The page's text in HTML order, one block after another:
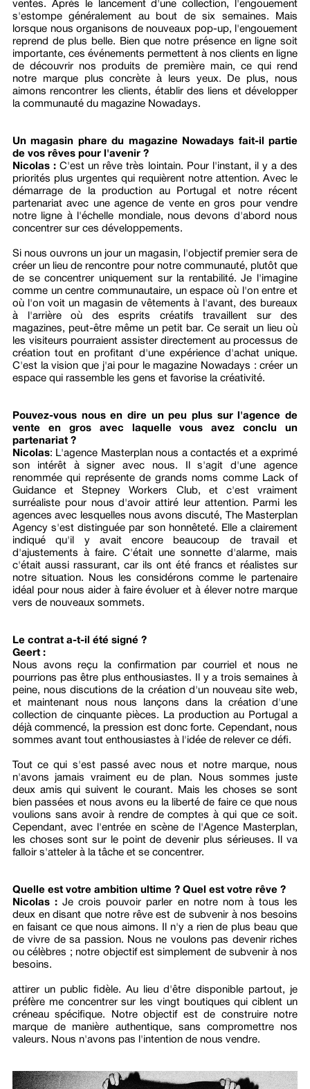
ventes. Après le lancement d'une collection, l'engouement
s'estompe généralement au bout de six semaines. Mais
lorsque nous organisons de nouveaux pop-up, l'engouement
reprend de plus belle. Bien que notre présence en ligne soit
importante, ces événements permettent à nos clients en ligne
de découvrir nos produits de première main, ce qui rend
notre marque plus concrète à leurs yeux. De plus, nous
aimons rencontrer les clients, établir des liens et développer
la communauté du magazine Nowadays.
Un magasin phare du magazine Nowadays fait-il partie
de vos rêves pour l'avenir ?
Nicolas : C'est un rêve très lointain. Pour l'instant, il y a des
priorités plus urgentes qui requièrent notre attention. Avec le
démarrage de la production au Portugal et notre récent
partenariat avec une agence de vente en gros pour vendre
notre ligne à l'échelle mondiale, nous devons d'abord nous
concentrer sur ces développements.
Si nous ouvrons un jour un magasin, l'objectif premier sera de
créer un lieu de rencontre pour notre communauté, plutôt que
de se concentrer uniquement sur la rentabilité. Je l'imagine
comme un centre communautaire, un espace où l'on entre et
où l'on voit un magasin de vêtements à l'avant, des bureaux
à l'arrière où des esprits créatifs travaillent sur des
magazines, peut-être même un petit bar. Ce serait un lieu où
les visiteurs pourraient assister directement au processus de
création tout en profitant d'une expérience d'achat unique.
C'est la vision que j'ai pour le magazine Nowadays : créer un
espace qui rassemble les gens et favorise la créativité.
Pouvez-vous nous en dire un peu plus sur l'agence de
vente en gros avec laquelle vous avez conclu un
partenariat ?
Nicolas: L'agence Masterplan nous a contactés et a exprimé
son intérêt à signer avec nous. Il s'agit d'une agence
renommée qui représente de grands noms comme Lack of
Guidance et Stepney Workers Club, et c'est vraiment
surréaliste pour nous d'avoir attiré leur attention. Parmi les
agences avec lesquelles nous avons discuté, The Masterplan
Agency s'est distinguée par son honnêteté. Elle a clairement
indiqué qu'il y avait encore beaucoup de travail et
d'ajustements à faire. C'était une sonnette d'alarme, mais
c'était aussi rassurant, car ils ont été francs et réalistes sur
notre situation. Nous les considérons comme le partenaire
idéal pour nous aider à faire évoluer et à élever notre marque
vers de nouveaux sommets.
Le contrat a-t-il été signé ?
Geert :
Nous avons reçu la confirmation par courriel et nous ne
pourrions pas être plus enthousiastes. Il y a trois semaines à
peine, nous discutions de la création d'un nouveau site web,
et maintenant nous nous lançons dans la création d'une
collection de cinquante pièces. La production au Portugal a
déjà commencé, la pression est donc forte. Cependant, nous
sommes avant tout enthousiastes à l'idée de relever ce défi.
Tout ce qui s'est passé avec nous et notre marque, nous
n'avons jamais vraiment eu de plan. Nous sommes juste
deux amis qui suivent le courant. Mais les choses se sont
bien passées et nous avons eu la liberté de faire ce que nous
voulions sans avoir à rendre de comptes à qui que ce soit.
Cependant, avec l'entrée en scène de l'Agence Masterplan,
les choses sont sur le point de devenir plus sérieuses. Il va
falloir s'atteler à la tâche et se concentrer.
Quelle est votre ambition ultime ? Quel est votre rêve ?
Nicolas : Je crois pouvoir parler en notre nom à tous les
deux en disant que notre rêve est de subvenir à nos besoins
en faisant ce que nous aimons. Il n'y a rien de plus beau que
de vivre de sa passion. Nous ne voulons pas devenir riches
ou célèbres ; notre objectif est simplement de subvenir à nos
besoins.
attirer un public fidèle. Au lieu d'être disponible partout, je
préfère me concentrer sur les vingt boutiques qui ciblent un
créneau spécifique. Notre objectif est de construire notre
marque de manière authentique, sans compromettre nos
valeurs. Nous n'avons pas l'intention de nous vendre.